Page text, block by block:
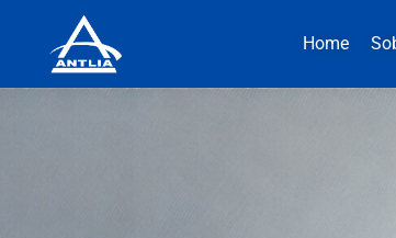
Home